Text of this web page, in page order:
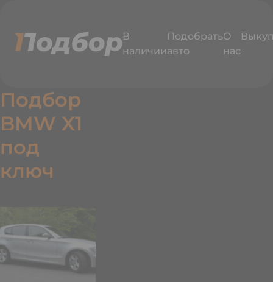
В
наличии
Подобрать
авто
О
нас
Подбор
BMW X1
под
ключ